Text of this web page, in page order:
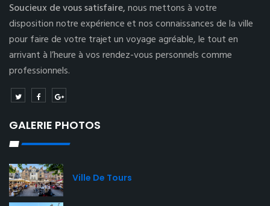
Soucieux de vous satisfaire,nous mettons à votre
disposition notre expérience et nos connaissances de la ville
pour faire de votre trajet un voyage agréable, le tout en
arrivant à l’heure à vos rendez-vous personnels comme
professionnels.
GALERIE PHOTOS
Ville De Tours